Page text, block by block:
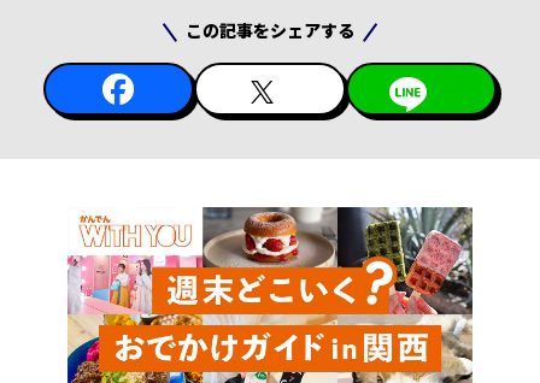
この記事をシェアする